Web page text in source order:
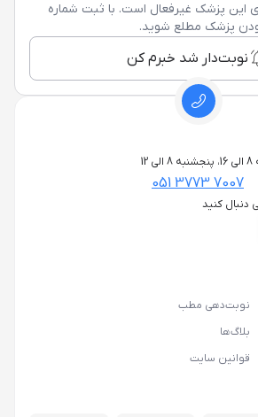
این پزشک غیرفعال است. با ثبت شماره
پزشک مطلع شوید.
نوبت‌دار شد خبرم کن
051 3773 7007
دنبال کنید
نوبت‌دهی مطب
بلاگ‌ها
قوانین سایت